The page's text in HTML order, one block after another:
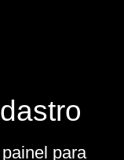
para